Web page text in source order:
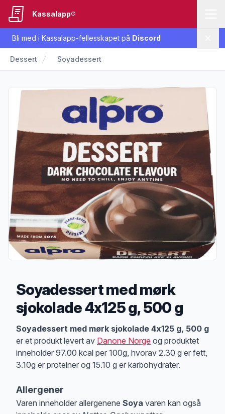
Bli med i Kassalapp-fellesskapet på Discord
Kassalapp®
Dessert Soyadessert
Soyadessert med mørk
sjokolade 4x125 g, 500 g
Produktbeskrivelse
Soyadessert med mørk sjokolade 4x125 g, 500 g
er et produkt levert av Danone Norge og produktet
inneholder 97.00 kcal per 100g, hvorav 2.30 g er fett,
3.10g er proteiner og 15.10 g er karbohydrater.
Allergener
Varen inneholder allergenene Soya varen kan også